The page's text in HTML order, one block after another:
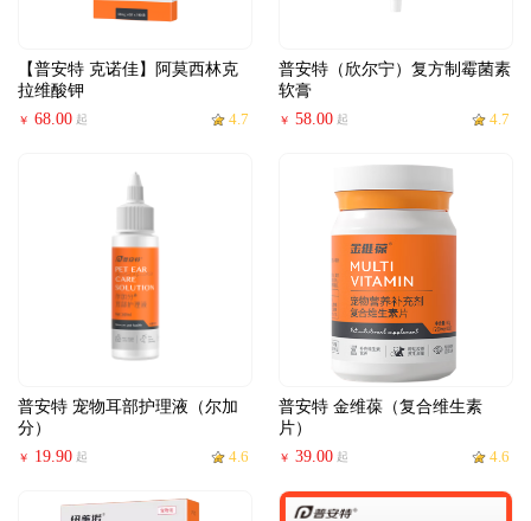
【普安特 克诺佳】阿莫西林克
拉维酸钾
￥ 68.00 起 4.7
普安特（欣尔宁）复方制霉菌素
软膏
￥ 58.00 起 4.7
普安特 宠物耳部护理液（尔加
分）
￥ 19.90 起 4.6
普安特 金维葆（复合维生素
片）
￥ 39.00 起 4.6